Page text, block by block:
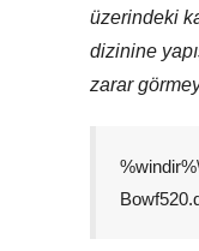
üzerindeki
dizinine
zarar